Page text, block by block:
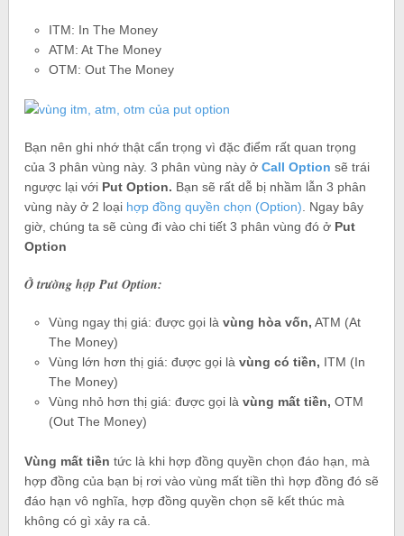
ITM: In The Money
ATM: At The Money
OTM: Out The Money
Bạn nên ghi nhớ thật cẩn trọng vì đặc điểm rất quan trọng
của 3 phân vùng này. 3 phân vùng này ởCall Option sẽ trái
ngược lại với Put Option. Bạn sẽ rất dễ bị nhầm lẫn 3 phân
vùng này ở 2 loại hợp đồng quyền chọn (Option) . Ngay bây
giờ, chúng ta sẽ cùng đi vào chi tiết 3 phân vùng đó ở Put
Option
Ở trường hợp Put Option:
Vùng ngay thị giá: được gọi là vùng hòa vốn, ATM (At
The Money)
Vùng lớn hơn thị giá: được gọi là vùng có tiền, ITM (In
The Money)
Vùng nhỏ hơn thị giá: được gọi là vùng mất tiền, OTM
(Out The Money)
Vùng mất tiền tức là khi hợp đồng quyền chọn đáo hạn, mà
hợp đồng của bạn bị rơi vào vùng mất tiền thì hợp đồng đó sẽ
đáo hạn vô nghĩa, hợp đồng quyền chọn sẽ kết thúc mà
không có gì xảy ra cả.